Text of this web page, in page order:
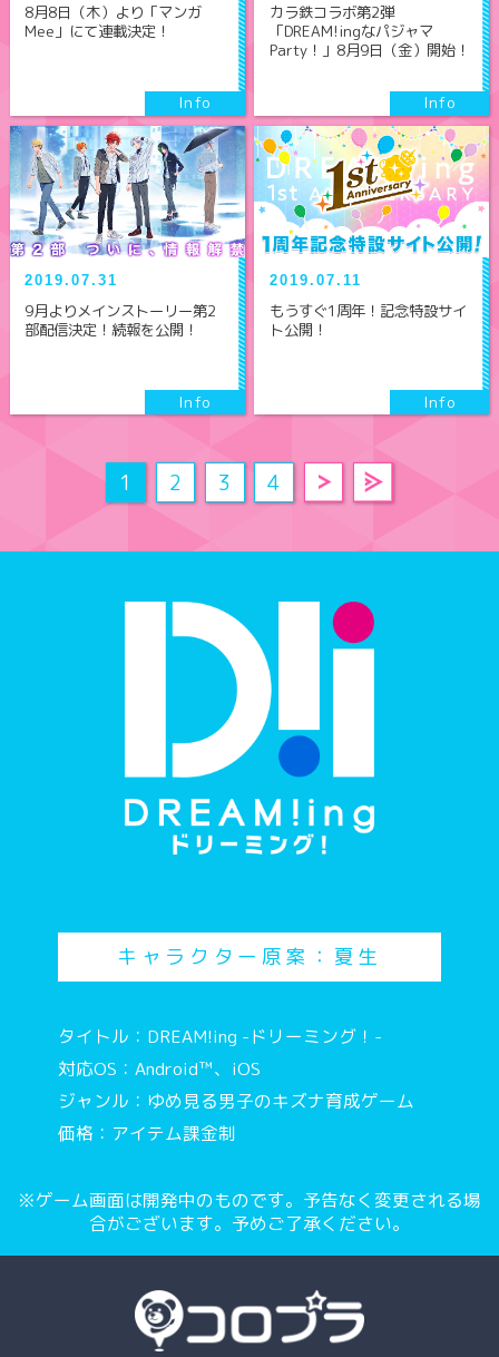
8月8日（木）より「マンガ
Mee」にて連載決定！
カラ鉄コラボ第2弾
「DREAM!ingなパジャマ
Party！」8月9日（金）開始！
2019.07.31
9月よりメインストーリー第2
部配信決定！続報を公開！
2019.07.11
もうすぐ1周年！記念特設サイ
ト公開！
1 2 3 4
キャラクター原案：夏生
タイトル：DREAM!ing -ドリーミング！-
対応OS：Android™、iOS
ジャンル：ゆめ見る男子のキズナ育成ゲーム
価格：アイテム課金制
※ゲーム画面は開発中のものです。予告なく変更される場
合がございます。予めご了承ください。